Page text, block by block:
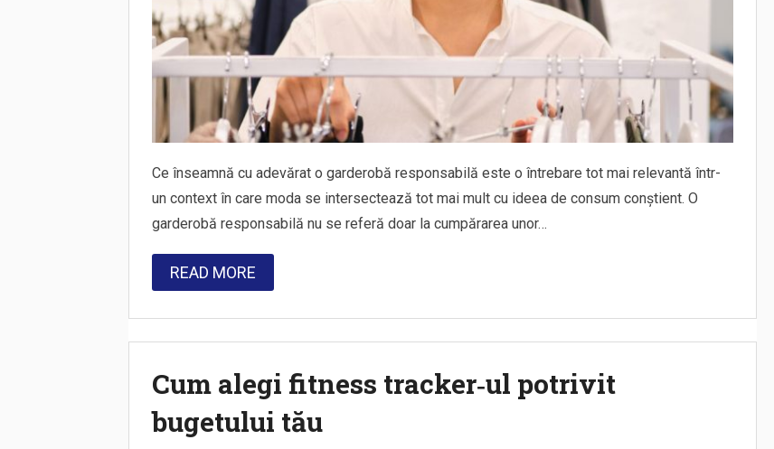
Ce înseamnă cu adevărat o garderobă responsabilă este o întrebare tot mai relevantă într-
un context în care moda se intersectează tot mai mult cu ideea de consum conștient. O
garderobă responsabilă nu se referă doar la cumpărarea unor…
READ MORE
Cum alegi fitness tracker‑ul potrivit
bugetului tău